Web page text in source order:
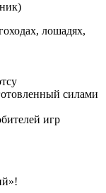
лошадях,
силами
игр